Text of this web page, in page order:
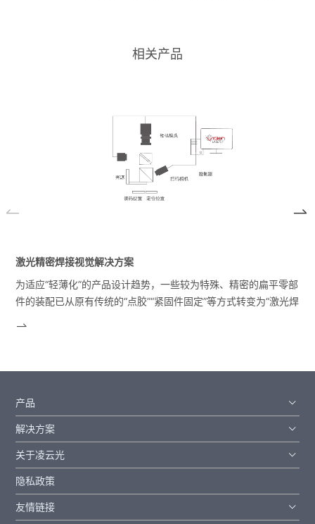
相关产品
激光精密焊接视觉解决方案
为适应“轻薄化”的产品设计趋势，一些较为特殊、精密的扁平零部
件的装配已从原有传统的“点胶”“紧固件固定”等方式转变为“激光焊
产品
解决方案
关于凌云光
隐私政策
友情链接